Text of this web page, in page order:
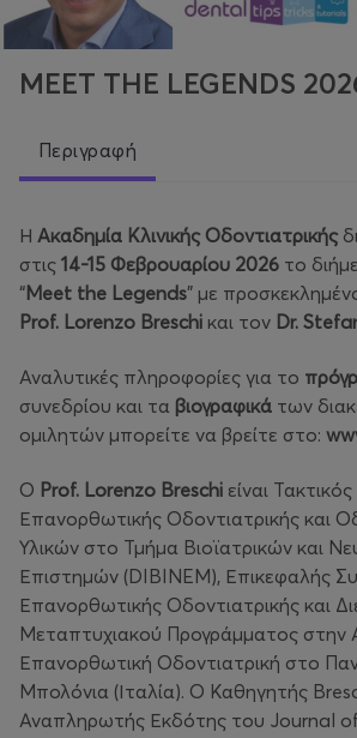
MEET THE LEGENDS
Περιγραφή
Η Ακαδημία Κλινικής Οδοντιατρικής
στις 14-15 Φεβρουαρίου 2026 το
“Meet the Legends” με
Prof. Lorenzo Breschi και τον Dr.
Αναλυτικές πληροφορίες για το
συνεδρίου και τα βιογραφικά των
ομιλητών μπορείτε να βρείτε στο:
Ο Prof. Lorenzo Breschi είναι
Επανορθωτικής Οδοντιατρικής και
Υλικών στο Τμήμα Βιοϊατρικών και
Επιστημών (DIBINEM), Επικεφαλής
Επανορθωτικής Οδοντιατρικής και
Μεταπτυχιακού Προγράμματος στην
Επανορθωτική Οδοντιατρική στο
Μπολόνια (Ιταλία). Ο Καθηγητής
Αναπληρωτής Εκδότης του Journal